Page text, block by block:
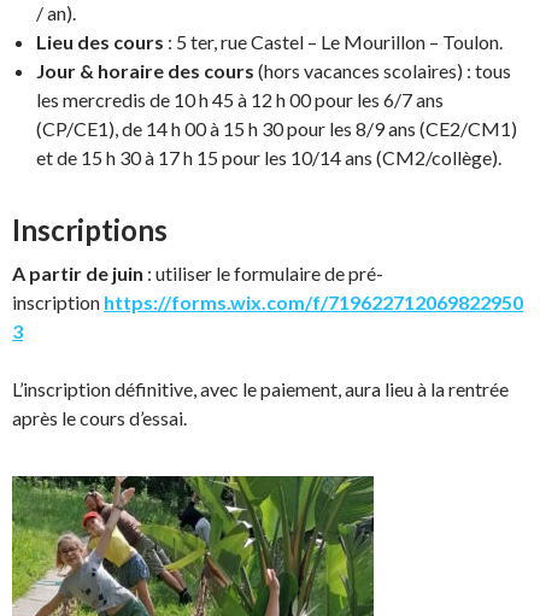
/ an).
Lieu des cours : 5 ter, rue Castel – Le Mourillon – Toulon.
Jour & horaire des cours (hors vacances scolaires) : tous
les mercredis de 10 h 45 à 12 h 00 pour les 6/7 ans
(CP/CE1), de 14 h 00 à 15 h 30 pour les 8/9 ans (CE2/CM1)
et de 15 h 30 à 17 h 15 pour les 10/14 ans (CM2/collège).
Inscriptions
A partir de juin : utiliser le formulaire de pré-
inscription https://forms.wix.com/f/719622712069822950
3
L’inscription définitive, avec le paiement, aura lieu à la rentrée
après le cours d’essai.